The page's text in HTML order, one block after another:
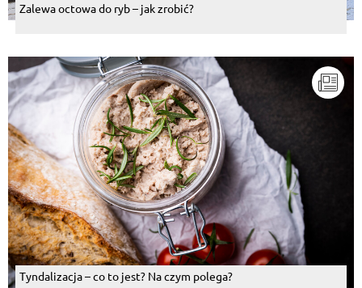
Zalewa octowa do ryb – jak zrobić?
Tyndalizacja – co to jest? Na czym polega?